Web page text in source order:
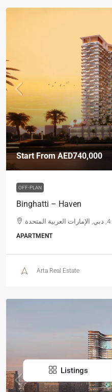
Start FromAED740,000
OFF-PLAN
Binghatti – Haven
APARTMENT
Arta Real Estate
Listings